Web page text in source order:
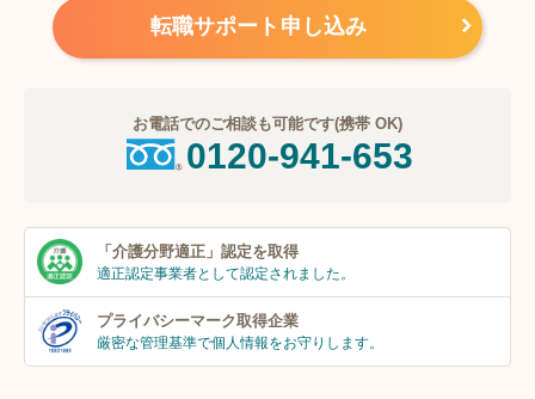
転職サポート申し込み
お電話でのご相談も可能です(携帯 OK)
0120-941-653
「介護分野適正」 認定を取得
適正認定事業者として認定されました。
プライバシーマーク取得企業
厳密な管理基準で個人情報をお守りします。